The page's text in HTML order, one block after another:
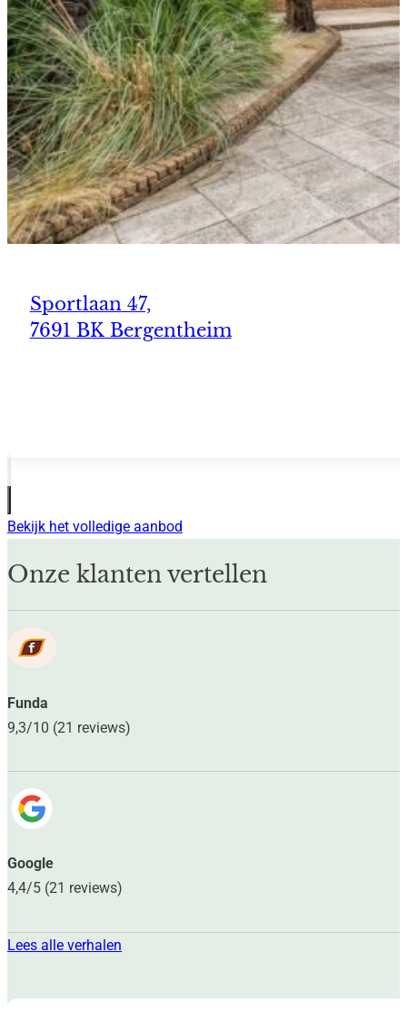
Sportlaan 47,
7691 BK Bergentheim
Bekijk het volledige aanbod
Onze klanten vertellen
Funda
9,3/10 (21 reviews)
Google
4,4/5 (21 reviews)
Lees alle verhalen